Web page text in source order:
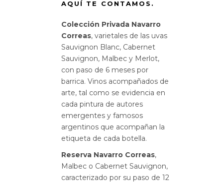
AQUÍ TE CONTAMOS.
Colección Privada Navarro
Correas, varietales de las uvas
Sauvignon Blanc, Cabernet
Sauvignon, Malbec y Merlot,
con paso de 6 meses por
barrica. Vinos acompañados de
arte, tal como se evidencia en
cada pintura de autores
emergentes y famosos
argentinos que acompañan la
etiqueta de cada botella.
Reserva Navarro Correas,
Malbec o Cabernet Sauvignon,
caracterizado por su paso de 12